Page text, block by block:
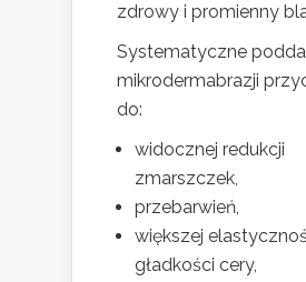
zdrowy i promienny
Systematyczne
mikrodermabrazji
do:
widocznej redukcji
zmarszczek,
przebarwień,
większej
gładkości cery,